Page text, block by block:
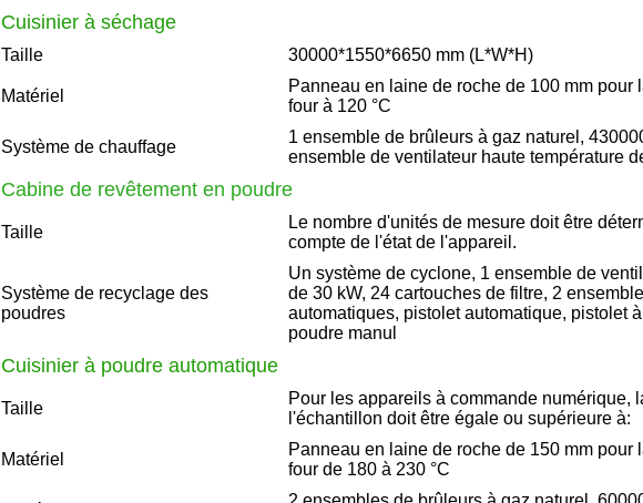
Cuisinier à séchage
Taille 30000*1550*6650 mm (L*W*H)
Matériel
Panneau en laine de roche de 100 mm pour
four à 120 °C
Système de chauffage
1 ensemble de brûleurs à gaz naturel,
ensemble de ventilateur haute température
Cabine de revêtement en poudre
Taille
Le nombre d'unités de mesure doit être
compte de l'état de l'appareil.
Système de recyclage des
poudres
Un système de cyclone, 1 ensemble de
de 30 kW, 24 cartouches de filtre, 2
automatiques, pistolet automatique, pistolet
poudre manul
Cuisinier à poudre automatique
Taille
Pour les appareils à commande numérique,
l'échantillon doit être égale ou supérieure à:
Matériel
Panneau en laine de roche de 150 mm pour
four de 180 à 230 °C